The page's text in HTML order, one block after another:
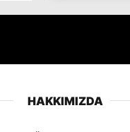
HAKKIMIZDA